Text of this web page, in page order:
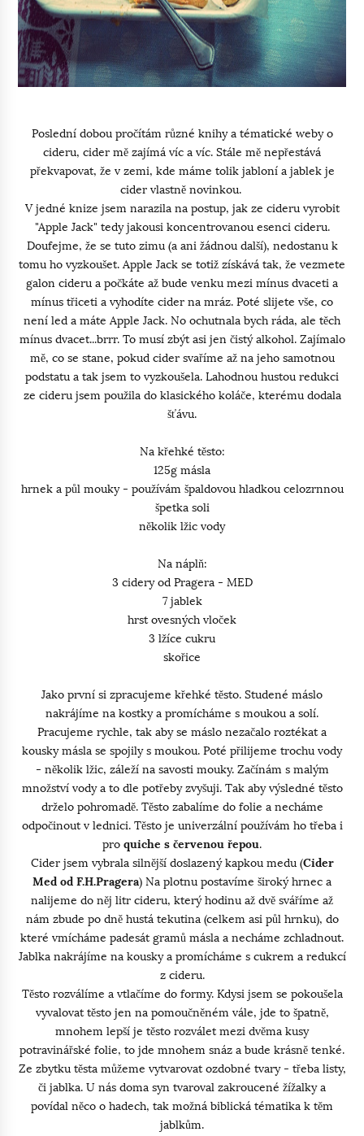
Poslední dobou pročítám různé knihy a tématické weby o
cideru, cider mě zajímá víc a víc. Stále mě nepřestává
překvapovat, že v zemi, kde máme tolik jabloní a jablek je
cider vlastně novinkou.
V jedné knize jsem narazila na postup, jak ze cideru vyrobit
"Apple Jack" tedy jakousi koncentrovanou esenci cideru.
Doufejme, že se tuto zimu (a ani žádnou další), nedostanu k
tomu ho vyzkoušet. Apple Jack se totiž získává tak, že vezmete
galon cideru a počkáte až bude venku mezi mínus dvaceti a
mínus třiceti a vyhodíte cider na mráz. Poté slijete vše, co
není led a máte Apple Jack. No ochutnala bych ráda, ale těch
mínus dvacet...brrr. To musí zbýt asi jen čistý alkohol. Zajímalo
mě, co se stane, pokud cider svaříme až na jeho samotnou
podstatu a tak jsem to vyzkoušela. Lahodnou hustou redukci
ze cideru jsem použila do klasického koláče, kterému dodala
šťávu.
Na křehké těsto:
125g másla
hrnek a půl mouky - používám špaldovou hladkou celozrnnou
špetka soli
několik lžic vody
Na náplň:
3 cidery od Pragera - MED
7 jablek
hrst ovesných vloček
3 lžíce cukru
skořice
Jako první si zpracujeme křehké těsto. Studené máslo
nakrájíme na kostky a promícháme s moukou a solí.
Pracujeme rychle, tak aby se máslo nezačalo roztékat a
kousky másla se spojily s moukou. Poté přilijeme trochu vody
- několik lžic, záleží na savosti mouky. Začínám s malým
množství vody a to dle potřeby zvyšuji. Tak aby výsledné těsto
drželo pohromadě. Těsto zabalíme do folie a necháme
odpočinout v lednici. Těsto je univerzální používám ho třeba i
pro quiche s červenou řepou.
Cider jsem vybrala silnější doslazený kapkou medu (Cider
Med od F.H.Pragera) Na plotnu postavíme široký hrnec a
nalijeme do něj litr cideru, který hodinu až dvě sváříme až
nám zbude po dně hustá tekutina (celkem asi půl hrnku), do
které vmícháme padesát gramů másla a necháme zchladnout.
Jablka nakrájíme na kousky a promícháme s cukrem a redukcí
z cideru.
Těsto rozválíme a vtlačíme do formy. Kdysi jsem se pokoušela
vyvalovat těsto jen na pomoučněném vále, jde to špatně,
mnohem lepší je těsto rozválet mezi dvěma kusy
potravinářské folie, to jde mnohem snáz a bude krásně tenké.
Ze zbytku těsta můžeme vytvarovat ozdobné tvary - třeba listy,
či jablka. U nás doma syn tvaroval zakroucené žížalky a
povídal něco o hadech, tak možná biblická tématika k těm
jablkům.